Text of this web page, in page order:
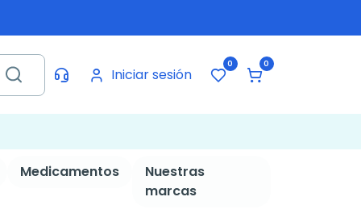
Iniciar sesión
0 0
Medicamentos
Nuestras
marcas